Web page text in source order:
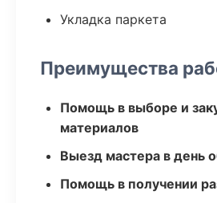
Укладка паркета
Преимущества
Помощь в выборе и
материалов
Выезд мастера в день
Помощь в получении